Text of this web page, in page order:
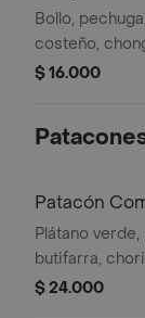
Bollo,
costeño,
$ 16.000
Patacón
Plátano
butifarra,
costeño,
$ 24.000